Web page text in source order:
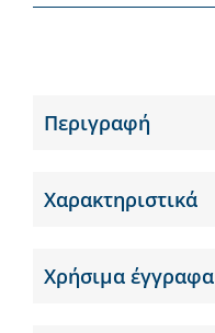
Περιγραφή
Χαρακτηριστικά
Χρήσιμα έγγραφα